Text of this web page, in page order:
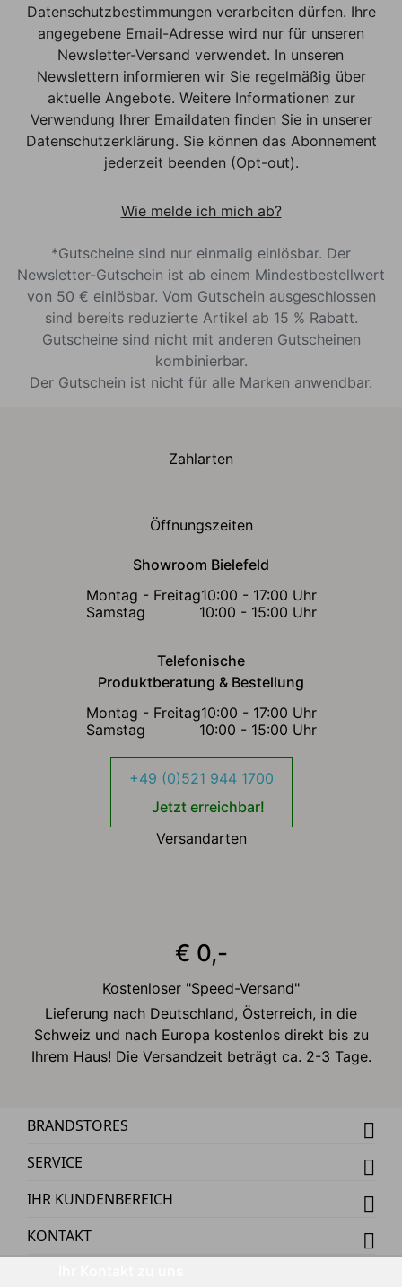
Datenschutzbestimmungen verarbeiten dürfen. Ihre
angegebene Email-Adresse wird nur für unseren
Newsletter-Versand verwendet. In unseren
Newslettern informieren wir Sie regelmäßig über
aktuelle Angebote. Weitere Informationen zur
Verwendung Ihrer Emaildaten finden Sie in unserer
Datenschutzerklärung. Sie können das Abonnement
jederzeit beenden (Opt-out).
Wie melde ich mich ab?
*Gutscheine sind nur einmalig einlösbar. Der
Newsletter-Gutschein ist ab einem Mindestbestellwert
von 50 € einlösbar. Vom Gutschein ausgeschlossen
sind bereits reduzierte Artikel ab 15 % Rabatt.
Gutscheine sind nicht mit anderen Gutscheinen
kombinierbar.
Der Gutschein ist nicht für alle Marken anwendbar.
Zahlarten
Öffnungszeiten
Showroom Bielefeld
Montag - Freitag10:00 - 17:00 Uhr
Samstag
10:00 - 15:00 Uhr
Telefonische
Produktberatung & Bestellung
Montag - Freitag10:00 - 17:00 Uhr
Samstag
10:00 - 15:00 Uhr
+49 (0)521 944 1700
Jetzt erreichbar!
Versandarten
€ 0,-
Kostenloser "Speed-Versand"
Lieferung nach Deutschland, Österreich, in die
Schweiz und nach Europa kostenlos direkt bis zu
Ihrem Haus! Die Versandzeit beträgt ca. 2-3 Tage.
BRANDSTORES
SERVICE
IHR KUNDENBEREICH
KONTAKT